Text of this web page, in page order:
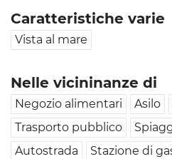
Caratteristiche varie
Vista al mare
Nelle vicininanze di
Negozio alimentari Asilo
Trasporto pubblico
Autostrada
Stazione di